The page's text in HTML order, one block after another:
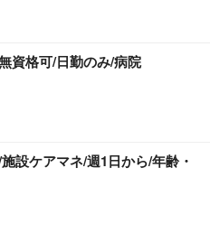
資格可/日勤のみ/病院
設ケアマネ/週1日から/年齢・